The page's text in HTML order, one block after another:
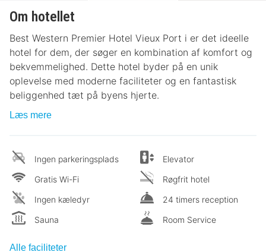
Om hotellet
Best Western Premier Hotel Vieux Port i er det ideelle
hotel for dem, der søger en kombination af komfort og
bekvemmelighed. Dette hotel byder på en unik
oplevelse med moderne faciliteter og en fantastisk
beliggenhed tæt på byens hjerte.
Læs mere
Ingen parkeringsplads
Gratis Wi-Fi
Ingen kæledyr
Sauna
Elevator
Røgfrit hotel
24 timers reception
Room Service
Alle faciliteter